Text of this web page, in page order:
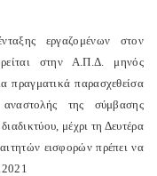
εργαζομένων στον
στην Α.Π.Δ. μηνός
πραγματικά παρασχεθείσα
της σύμβασης
μέχρι τη Δευτέρα
εισφορών πρέπει να